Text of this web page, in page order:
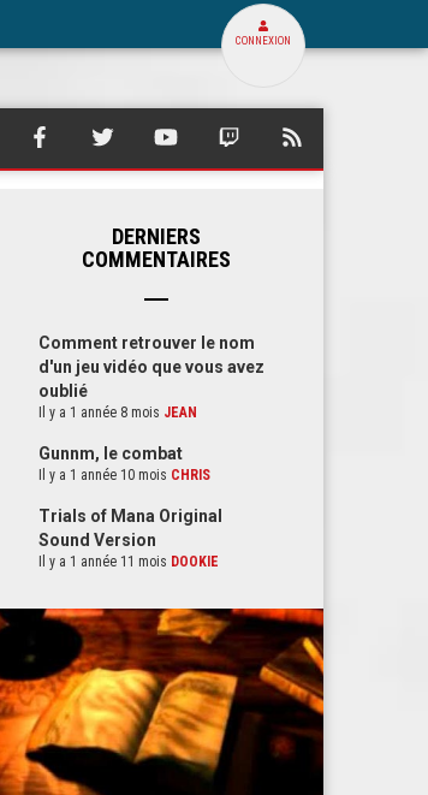
CONNEXION
SQUARE
SQUARE SQUARE SQUARE SQUARE
DERNIERS
COMMENTAIRES
Comment retrouver le nom
d'un jeu vidéo que vous avez
oublié
Il y a 1 année 8 mois JEAN
Gunnm, le combat
Il y a 1 année 10 mois CHRIS
Trials of Mana Original
Sound Version
Il y a 1 année 11 mois DOOKIE